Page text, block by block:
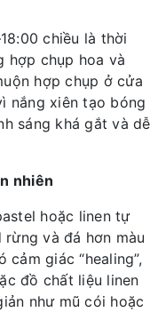
chiều là thời
hợp chụp hoa và
hợp chụp ở cửa
nắng xiên tạo bóng
sáng khá gắt và dễ
nhiên
hoặc linen tự
và đá hơn màu
cảm giác “healing”,
đồ chất liệu linen
như mũ cói hoặc